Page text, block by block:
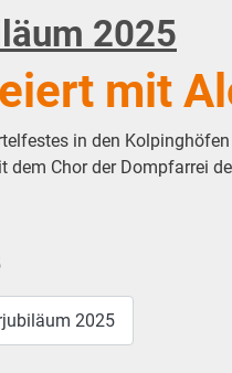
2025
mit
in den
dem Chor der Dompfarrei
2025